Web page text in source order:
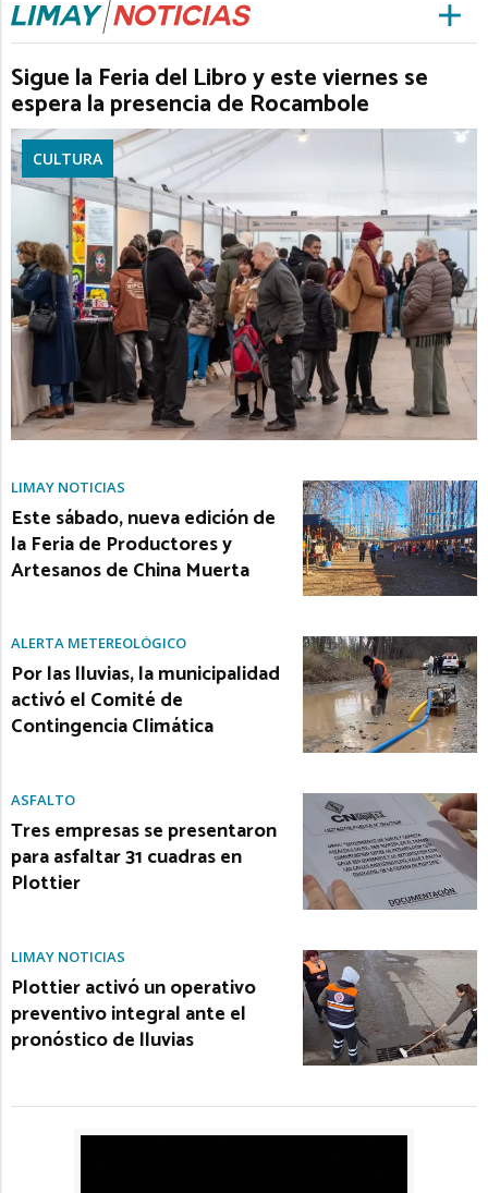
Sigue la Feria del Libro y este viernes se
espera la presencia de Rocambole
CULTURA
LIMAY NOTICIAS
Este sábado, nueva edición de
la Feria de Productores y
Artesanos de China Muerta
ALERTA METEREOLÓGICO
Por las lluvias, la municipalidad
activó el Comité de
Contingencia Climática
ASFALTO
Tres empresas se presentaron
para asfaltar 31 cuadras en
Plottier
LIMAY NOTICIAS
Plottier activó un operativo
preventivo integral ante el
pronóstico de lluvias